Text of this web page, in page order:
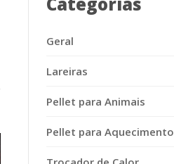
Geral
Lareiras
Pellet para Animais
Pellet para Aquecimento